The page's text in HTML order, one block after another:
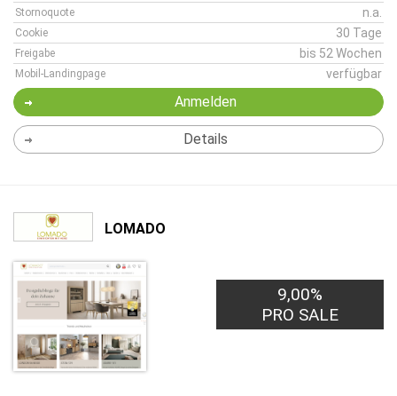
Stornoquote n.a.
Cookie 30 Tage
Freigabe bis 52 Wochen
Mobil-Landingpage verfügbar
Anmelden
Details
LOMADO
9,00%
PRO SALE